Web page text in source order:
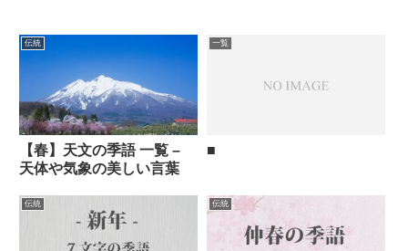
伝統
【春】天文の季語 一覧 –
天体や気象の美しい言葉
一覧
■
伝統 伝統